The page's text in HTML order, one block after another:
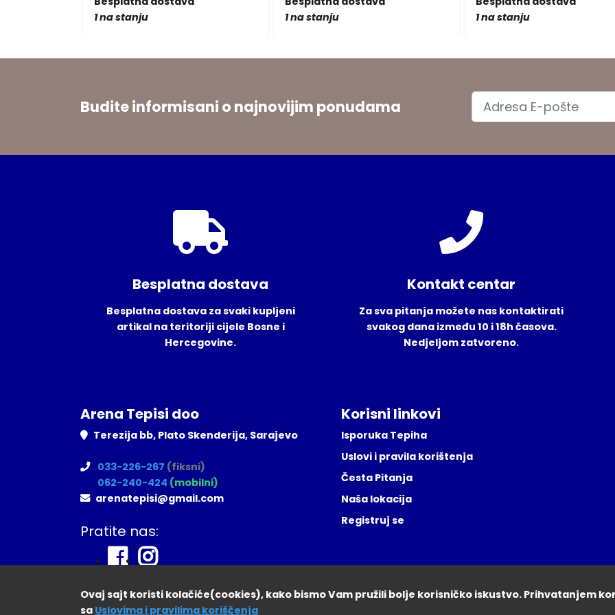
1 na stanju
1 na stanju
1 na stanju
Budite informisani o najnovijim ponudama
Besplatna dostava
Besplatna dostava za svaki kupljeni
artikal na teritoriji cijele Bosne i
Hercegovine.
Kontakt centar
Za sva pitanja možete nas kontaktirati
svakog dana između 10 i 18h časova.
Nedjeljom zatvoreno.
Arena Tepisi doo
Terezija bb, Plato Skenderija, Sarajevo
033-226-267 (fiksni)
062-240-424 (mobilni)
arenatepisi@gmail.com
Pratite nas:
Korisni linkovi
Isporuka Tepiha
Uslovi i pravila korištenja
Česta Pitanja
Naša lokacija
Registruj se
Ovaj sajt koristi kolačiće(cookies), kako bismo Vam pružili bolje korisničko iskustvo. Prihvatanjem
sa Uslovima i pravilima koriščenja